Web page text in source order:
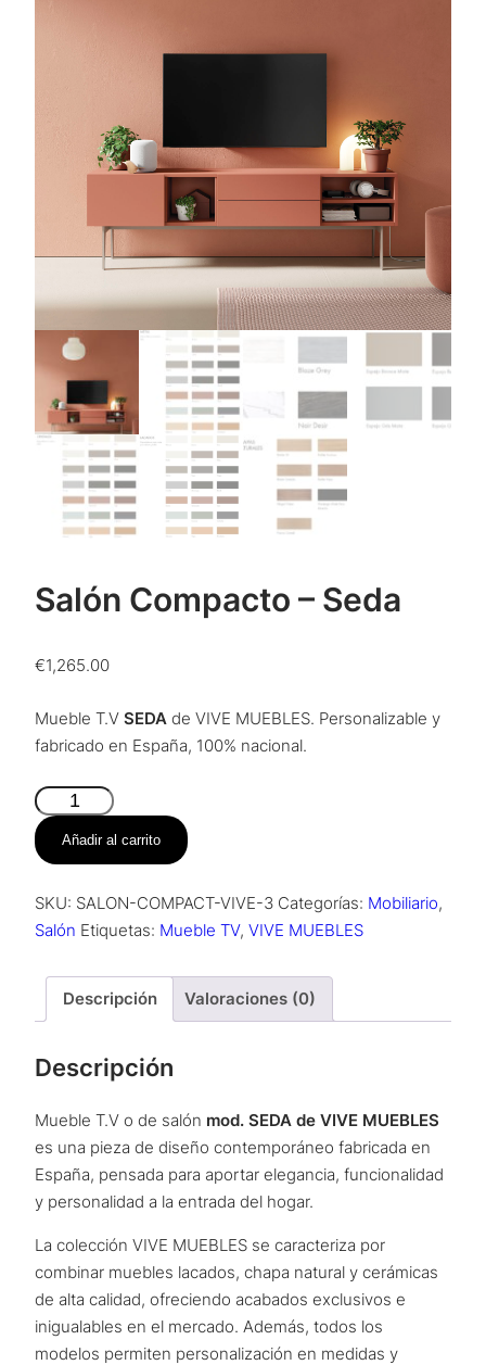
Salón Compacto – Seda
€1,265.00
Mueble T.V SEDA de VIVE MUEBLES. Personalizable y
fabricado en España, 100% nacional.
Salón
Compacto
–
cantidad
Añadir al carrito
SKU: SALON-COMPACT-VIVE-3 Categorías: Mobiliario,
Salón Etiquetas: Mueble TV, VIVE MUEBLES
Descripción Valoraciones (0)
Descripción
Mueble T.V o de salón mod. SEDA de VIVE MUEBLES
es una pieza de diseño contemporáneo fabricada en
España, pensada para aportar elegancia, funcionalidad
y personalidad a la entrada del hogar.
La colección VIVE MUEBLES se caracteriza por
combinar muebles lacados, chapa natural y cerámicas
de alta calidad, ofreciendo acabados exclusivos e
inigualables en el mercado. Además, todos los
modelos permiten personalización en medidas y